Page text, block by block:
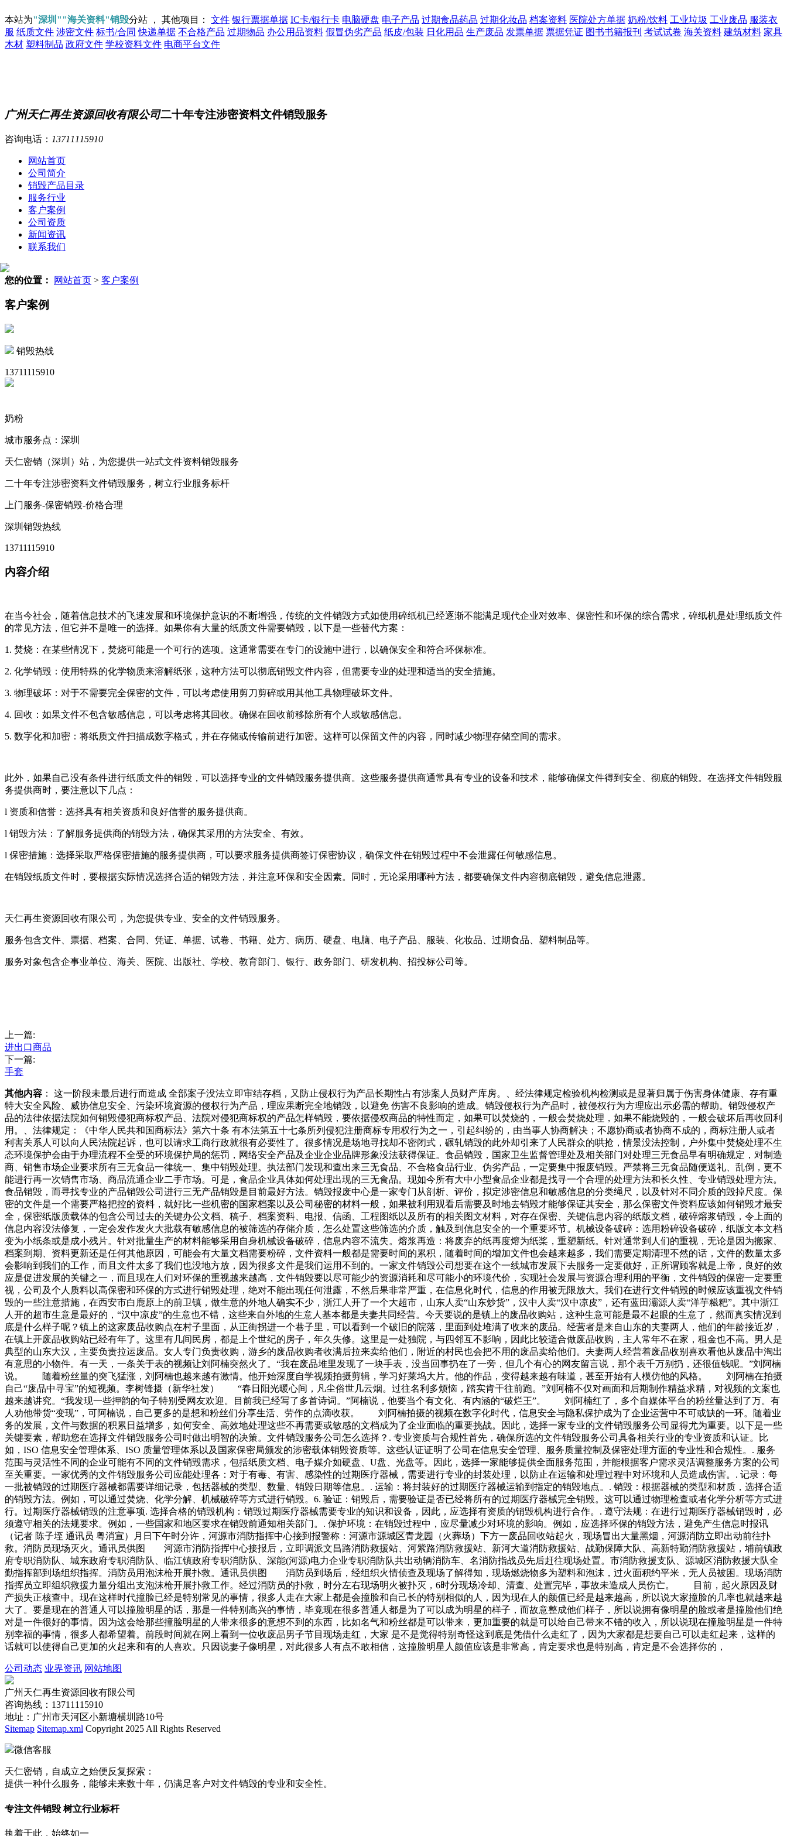
本站为"深圳""海关资料"销毁分站 ， 其他项目： 文件 银行票据单据 IC卡/银行卡 电脑硬盘 电子产品 过期食品药品 过期化妆品 档案资料 医院处方单据 奶粉/饮料 工业垃圾 工业废品 服装衣
服 纸质文件 涉密文件 标书/合同 快递单据 不合格产品 过期物品 办公用品资料 假冒伪劣产品 纸皮/包装 日化用品 生产废品 发票单据 票据凭证 图书书籍报刊 考试试卷 海关资料 建筑材料 家具
木材 塑料制品 政府文件 学校资料文件 电商平台文件
广州天仁再生资源回收有限公司二十年专注涉密资料文件销毁服务
咨询电话： 13711115910
网站首页
公司简介
销毁产品目录
服务行业
客户案例
公司资质
新闻资讯
联系我们
您的位置： 网站首页 > 客户案例
客户案例
销毁热线
13711115910
奶粉
城市服务点：深圳
天仁密销（深圳）站，为您提供一站式文件资料销毁服务
二十年专注涉密资料文件销毁服务，树立行业服务标杆
上门服务-保密销毁-价格合理
深圳销毁热线
13711115910
内容介绍
在当今社会，随着信息技术的飞速发展和环境保护意识的不断增强，传统的文件销毁方式如使用碎纸机已经逐渐不能满足现代企业对效率、保密性和环保的综合需求，碎纸机是处理纸质文件
的常见方法，但它并不是唯一的选择。如果你有大量的纸质文件需要销毁，以下是一些替代方案：
1. 焚烧：在某些情况下，焚烧可能是一个可行的选项。这通常需要在专门的设施中进行，以确保安全和符合环保标准。
2. 化学销毁：使用特殊的化学物质来溶解纸张，这种方法可以彻底销毁文件内容，但需要专业的处理和适当的安全措施。
3. 物理破坏：对于不需要完全保密的文件，可以考虑使用剪刀剪碎或用其他工具物理破坏文件。
4. 回收：如果文件不包含敏感信息，可以考虑将其回收。确保在回收前移除所有个人或敏感信息。
5. 数字化和加密：将纸质文件扫描成数字格式，并在存储或传输前进行加密。这样可以保留文件的内容，同时减少物理存储空间的需求。
此外，如果自己没有条件进行纸质文件的销毁，可以选择专业的文件销毁服务提供商。这些服务提供商通常具有专业的设备和技术，能够确保文件得到安全、彻底的销毁。在选择文件销毁服
务提供商时，要注意以下几点：
l 资质和信誉：选择具有相关资质和良好信誉的服务提供商。
l 销毁方法：了解服务提供商的销毁方法，确保其采用的方法安全、有效。
l 保密措施：选择采取严格保密措施的服务提供商，可以要求服务提供商签订保密协议，确保文件在销毁过程中不会泄露任何敏感信息。
在销毁纸质文件时，要根据实际情况选择合适的销毁方法，并注意环保和安全因素。同时，无论采用哪种方法，都要确保文件内容彻底销毁，避免信息泄露。
天仁再生资源回收有限公司，为您提供专业、安全的文件销毁服务。
服务包含文件、票据、档案、合同、凭证、单据、试卷、书籍、处方、病历、硬盘、电脑、电子产品、服装、化妆品、过期食品、塑料制品等。
服务对象包含企事业单位、海关、医院、出版社、学校、教育部门、银行、政务部门、研发机构、招投标公司等。
上一篇:
进出口商品
下一篇:
手套
其他内容 ： 这一阶段未最后进行而造成 全部案子没法立即审结存档，又防止侵权行为产品长期性占有涉案人员财产库房。、经法律规定检验机构检测或是显著归属于伤害身体健康、存有重
特大安全风险、威协信息安全、污染环境資源的侵权行为产品，理应果断完全地销毁，以避免 伤害不良影响的造成。销毁侵权行为产品时，被侵权行为方理应出示必需的帮助。销毁侵权产
品的法律依据法院如何销毁侵犯商标权产品、法院对侵犯商标权的产品怎样销毁，要依据侵权商品的特性而定，如果可以焚烧的，一般会焚烧处理，如果不能烧毁的，一般会破坏后再收回利
用。、法律规定：《中华人民共和国商标法》第六十条 有本法第五十七条所列侵犯注册商标专用权行为之一，引起纠纷的，由当事人协商解决；不愿协商或者协商不成的，商标注册人或者
利害关系人可以向人民法院起诉，也可以请求工商行政就很有必要性了。很多情况是场地寻找却不密闭式，碾轧销毁的此外却引来了人民群众的哄抢，情景没法控制，户外集中焚烧处理不生
态环境保护会由于办理流程不全受的环境保护局的惩罚，网络安全产品及企业企业品牌形象没法获得保证。食品销毁，国家卫生监督管理处及相关部门对处理三无食品早有明确规定，对制造
商、销售市场企业要求所有三无食品一律统一、集中销毁处理。执法部门发现和查出来三无食品、不合格食品行业、伪劣产品，一定要集中报废销毁。严禁将三无食品随便送礼、乱倒，更不
能进行再一次销售市场、商品流通企业二手市场。可是，食品企业具体如何处理出现的三无食品。现如今所有大中小型食品企业都是找寻一个合理的处理方法和长久性、专业销毁处理方法。
食品销毁，而寻找专业的产品销毁公司进行三无产品销毁是目前最好方法。销毁报废中心是一家专门从剖析、评价，拟定涉密信息和敏感信息的分类绳尺，以及针对不同介质的毁掉尺度。保
密的文件是一个需要严格把控的资料，就好比一些机密的国家档案以及公司秘密的材料一般，如果被利用观看后需要及时地去销毁才能够保证其安全，那么保密文件资料应该如何销毁才最安
全，保密纸版质载体的包含公司过去的关键办公文档、稿子、档案资料、电报、信函、工程图纸以及所有的相关图文材料，对存在保密、关键信息内容的纸版文档，破碎熔浆销毁，令上面的
信息内容没法修复，一定会发作发火大批载有敏感信息的被筛选的存储介质，怎么处置这些筛选的介质，触及到信息安全的一个重要环节。机械设备破碎：选用粉碎设备破碎，纸版文本文档
变为小纸条或是成小残片。针对批量生产的材料能够采用自身机械设备破碎，信息内容不流失。熔浆再造：将废弃的纸再度熔为纸桨，重塑新纸。针对通常到人们的重视，无论是因为搬家、
档案到期、资料更新还是任何其他原因，可能会有大量文档需要粉碎，文件资料一般都是需要时间的累积，随着时间的增加文件也会越来越多，我们需要定期清理不然的话，文件的数量太多
会影响到我们的工作，而且文件太多了我们也没地方放，因为很多文件是我们运用不到的。一家文件销毁公司想要在这个一线城市发展下去服务一定要做好，正所谓顾客就是上帝，良好的效
应是促进发展的关键之一，而且现在人们对环保的重视越来越高，文件销毁要以尽可能少的资源消耗和尽可能小的环境代价，实现社会发展与资源合理利用的平衡，文件销毁的保密一定要重
视，公司及个人质料以高保密和环保的方式进行销毁处理，绝对不能出现任何泄露，不然后果非常严重，在信息化时代，信息的作用被无限放大。我们在进行文件销毁的时候应该重视文件销
毁的一些注意措施，在西安市白鹿原上的前卫镇，做生意的外地人确实不少，浙江人开了一个大超市，山东人卖“山东炒货”，汉中人卖“汉中凉皮”，还有蓝田灞源人卖“洋芋糍粑”。其中浙江
人开的超市生意是最好的，“汉中凉皮”的生意也不错，这些来自外地的生意人基本都是夫妻共同经营。今天要说的是镇上的废品收购站，这种生意可能是最不起眼的生意了，然而真实情况到
底是什么样子呢？镇上的这家废品收购点在村子里面，从正街拐进一个巷子里，可以看到一个破旧的院落，里面到处堆满了收来的废品。经营者是来自山东的夫妻两人，他们的年龄接近岁，
在镇上开废品收购站已经有年了。这里有几间民房，都是上个世纪的房子，年久失修。这里是一处独院，与四邻互不影响，因此比较适合做废品收购，主人常年不在家，租金也不高。男人是
典型的山东大汉，主要负责拉运废品。女人专门负责收购，游乡的废品收购者收满后拉来卖给他们，附近的村民也会把不用的废品卖给他们。夫妻两人经营着废品收别喜欢看他从废品中淘出
有意思的小物件。有一天，一条关于表的视频让刘阿楠突然火了。“我在废品堆里发现了一块手表，没当回事扔在了一旁，但几个有心的网友留言说，那个表千万别扔，还很值钱呢。”刘阿楠
说。 随着粉丝量的突飞猛涨，刘阿楠也越来越有激情。他开始深度自学视频拍摄剪辑，学习好莱坞大片。他的作品，变得越来越有味道，甚至开始有人模仿他的风格。 刘阿楠在拍摄
自己“废品中寻宝”的短视频。李树锋摄（新华社发） “春日阳光暖心间，凡尘俗世几云烟。过往名利多烦恼，踏实肯干往前跑。”刘阿楠不仅对画面和后期制作精益求精，对视频的文案也
越来越讲究。“我发现一些押韵的句子特别受网友欢迎。目前我已经写了多首诗词。”阿楠说，他要当个有文化、有内涵的“破烂王”。 刘阿楠红了，多个自媒体平台的粉丝量达到了万。有
人劝他带货“变现”，可阿楠说，自己更多的是想和粉丝们分享生活、劳作的点滴收获。 刘阿楠拍摄的视频在数字化时代，信息安全与隐私保护成为了企业运营中不可或缺的一环。随着业
务的发展，文件与数据的积累日益增多，如何安全、高效地处理这些不再需要或敏感的文档成为了企业面临的重要挑战。因此，选择一家专业的文件销毁服务公司显得尤为重要。以下是一些
关键要素，帮助您在选择文件销毁服务公司时做出明智的决策。文件销毁服务公司怎么选择？. 专业资质与合规性首先，确保所选的文件销毁服务公司具备相关行业的专业资质和认证。比
如，ISO 信息安全管理体系、ISO 质量管理体系以及国家保密局颁发的涉密载体销毁资质等。这些认证证明了公司在信息安全管理、服务质量控制及保密处理方面的专业性和合规性。. 服务
范围与灵活性不同的企业可能有不同的文件销毁需求，包括纸质文档、电子媒介如硬盘、U盘、光盘等。因此，选择一家能够提供全面服务范围，并能根据客户需求灵活调整服务方案的公司
至关重要。一家优秀的文件销毁服务公司应能处理各：对于有毒、有害、感染性的过期医疗器械，需要进行专业的封装处理，以防止在运输和处理过程中对环境和人员造成伤害。. 记录：每
一批被销毁的过期医疗器械都需要详细记录，包括器械的类型、数量、销毁日期等信息。. 运输：将封装好的过期医疗器械运输到指定的销毁地点。. 销毁：根据器械的类型和材质，选择合适
的销毁方法。例如，可以通过焚烧、化学分解、机械破碎等方式进行销毁。6. 验证：销毁后，需要验证是否已经将所有的过期医疗器械完全销毁。这可以通过物理检查或者化学分析等方式进
行。过期医疗器械销毁的注意事项. 选择合格的销毁机构：销毁过期医疗器械需要专业的知识和设备，因此，应选择有资质的销毁机构进行合作。. 遵守法规：在进行过期医疗器械销毁时，必
须遵守相关的法规要求。例如，一些国家和地区要求在销毁前通知相关部门。. 保护环境：在销毁过程中，应尽量减少对环境的影响。例如，应选择环保的销毁方法，避免产生信息时报讯
（记者 陈子垤 通讯员 粤消宣）月日下午时分许，河源市消防指挥中心接到报警称：河源市源城区青龙园（火葬场）下方一废品回收站起火，现场冒出大量黑烟，河源消防立即出动前往扑
救。消防员现场灭火。通讯员供图 河源市消防指挥中心接报后，立即调派文昌路消防救援站、河紫路消防救援站、新河大道消防救援站、战勤保障大队、高新特勤消防救援站，埔前镇政
府专职消防队、城东政府专职消防队、临江镇政府专职消防队、深能(河源)电力企业专职消防队共出动辆消防车、名消防指战员先后赶往现场处置。市消防救援支队、源城区消防救援大队全
勤指挥部到场组织指挥。消防员用泡沫枪开展扑救。通讯员供图 消防员到场后，经组织火情侦查及现场了解得知，现场燃烧物多为塑料和泡沫，过火面积约平米，无人员被困。现场消防
指挥员立即组织救援力量分组出支泡沫枪开展扑救工作。经过消防员的扑救，时分左右现场明火被扑灭，6时分现场冷却、清查、处置完毕，事故未造成人员伤亡。 目前，起火原因及财
产损失正核查中。现在这样时代撞脸已经是特别常见的事情，很多人走在大家上都是会撞脸和自己长的特别相似的人，因为现在人的颜值已经是越来越高，所以说大家撞脸的几率也就越来越
大了。要是现在的普通人可以撞脸明星的话，那是一件特别高兴的事情，毕竟现在很多普通人都是为了可以成为明星的样子，而故意整成他们样子，所以说拥有像明星的脸或者是撞脸他们绝
对是一件很好的事情。因为这会给那些撞脸明星的人带来很多的意想不到的东西，比如名气和粉丝都是可以带来，更加重要的就是可以给自己带来不错的收入，所以说现在撞脸明星是一件特
别幸福的事情，很多人都希望着。前段时间就在网上看到一位收废品男子节目现场走红，大家 是不是觉得特别奇怪这到底是凭借什么走红了，因为大家都是想要自己可以走红起来，这样的
话就可以使得自己更加的火起来和有的人喜欢。只因说妻子像明星，对此很多人有点不敢相信，这撞脸明星人颜值应该是非常高，肯定要求也是特别高，肯定是不会选择你的，
公司动态 业界资讯 网站地图
广州天仁再生资源回收有限公司
咨询热线：13711115910
地址：广州市天河区小新塘横圳路10号
Sitemap Sitemap.xml Copyright 2025 All Rights Reserved
微信客服
天仁密销，自成立之始便反复探索：
提供一种什么服务，能够未来数十年，仍满足客户对文件销毁的专业和安全性。
专注文件销毁 树立行业标杆
执着于此，始终如一